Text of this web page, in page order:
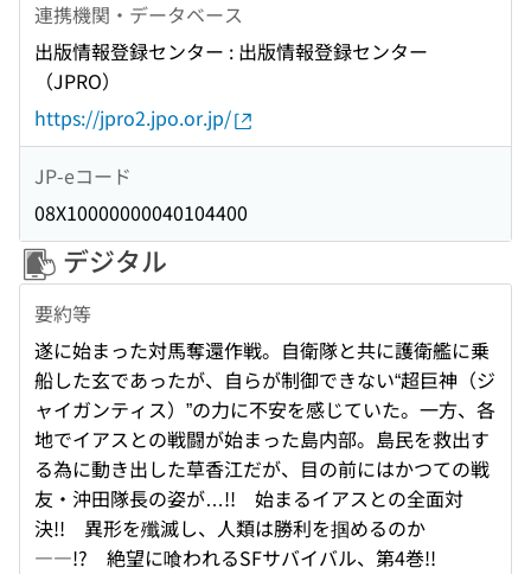
連携機関・データベース
出版情報登録センター : 出版情報登録センター
（JPRO）
https://jpro2.jpo.or.jp/
JP-eコード
08X10000000040104400
デジタル
要約等
遂に始まった対馬奪還作戦。自衛隊と共に護衛艦に乗
船した玄であったが、自らが制御できない“超巨神（ジ
ャイガンティス）”の力に不安を感じていた。一方、各
地でイアスとの戦闘が始まった島内部。島民を救出す
る為に動き出した草香江だが、目の前にはかつての戦
友・沖田隊長の姿が…!! 始まるイアスとの全面対
決!! 異形を殲滅し、人類は勝利を掴めるのか
――!? 絶望に喰われるSFサバイバル、第4巻!!